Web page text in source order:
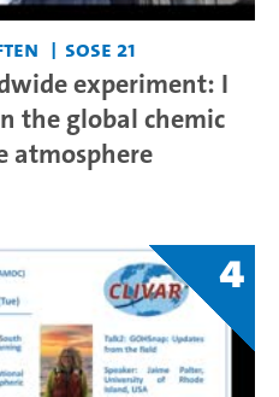
SoSe 21
experiment: I
the global chemic
atmosphere
4